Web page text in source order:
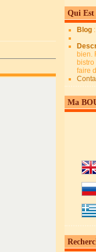
Qui Est
Blog
bien.
faire
Ma